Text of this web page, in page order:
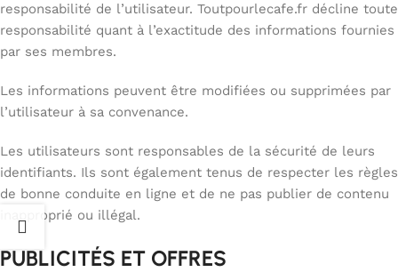
responsabilité de l’utilisateur. Toutpourlecafe.fr décline toute
responsabilité quant à l’exactitude des informations fournies
par ses membres.
Les informations peuvent être modifiées ou supprimées par
l’utilisateur à sa convenance.
Les utilisateurs sont responsables de la sécurité de leurs
identifiants. Ils sont également tenus de respecter les règles
de bonne conduite en ligne et de ne pas publier de contenu
inapproprié ou illégal.
PUBLICITÉS ET OFFRES